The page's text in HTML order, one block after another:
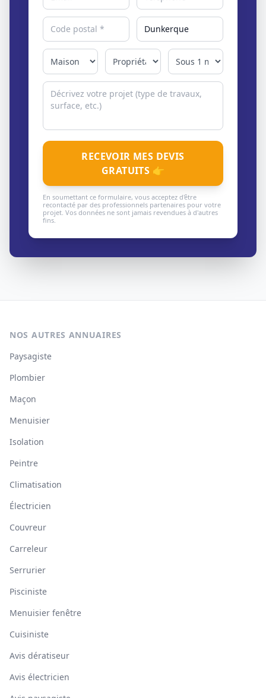
RECEVOIR MES DEVIS
GRATUITS 👉
En soumettant ce formulaire, vous acceptez d'être
recontacté par des professionnels partenaires pour votre
projet. Vos données ne sont jamais revendues à d'autres
fins.
NOS AUTRES ANNUAIRES
Paysagiste
Plombier
Maçon
Menuisier
Isolation
Peintre
Climatisation
Électricien
Couvreur
Carreleur
Serrurier
Pisciniste
Menuisier fenêtre
Cuisiniste
Avis dératiseur
Avis électricien